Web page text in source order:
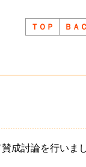
ＴＯＰ ＢＡ
成討論を行いま